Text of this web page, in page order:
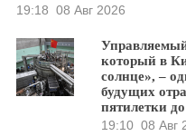
19:18 08 Авг 2026
который в
солнце», –
будущих
пятилетки
19:10 08 Авг